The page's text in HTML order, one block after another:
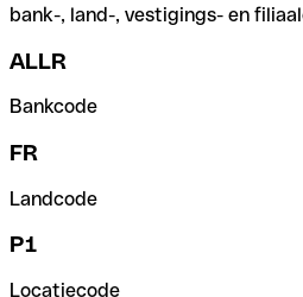
bank-, land-, vestigings- en
ALLR
Bankcode
FR
Landcode
P1
Locatiecode